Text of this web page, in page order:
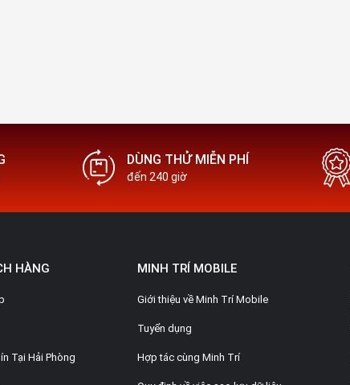
DÙNG THỬ MIỄN PHÍ
đến 240 giờ
HÀNG
Tại Hải Phòng
MINH TRÍ MOBILE
Giới thiệu về Minh Trí Mobile
Tuyển dụng
Hợp tác cùng Minh Trí